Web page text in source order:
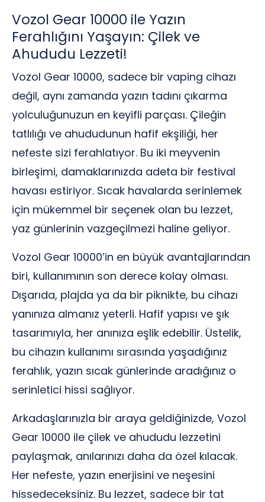
Vozol Gear 10000 ile Yazın
Ferahlığını Yaşayın: Çilek ve
Ahududu Lezzeti!
Vozol Gear 10000, sadece bir vaping cihazı
değil, aynı zamanda yazın tadını çıkarma
yolculuğunuzun en keyifli parçası. Çileğin
tatlılığı ve ahududunun hafif ekşiliği, her
nefeste sizi ferahlatıyor. Bu iki meyvenin
birleşimi, damaklarınızda adeta bir festival
havası estiriyor. Sıcak havalarda serinlemek
için mükemmel bir seçenek olan bu lezzet,
yaz günlerinin vazgeçilmezi haline geliyor.
Vozol Gear 10000’in en büyük avantajlarından
biri, kullanımının son derece kolay olması.
Dışarıda, plajda ya da bir piknikte, bu cihazı
yanınıza almanız yeterli. Hafif yapısı ve şık
tasarımıyla, her anınıza eşlik edebilir. Üstelik,
bu cihazın kullanımı sırasında yaşadığınız
ferahlık, yazın sıcak günlerinde aradığınız o
serinletici hissi sağlıyor.
Arkadaşlarınızla bir araya geldiğinizde, Vozol
Gear 10000 ile çilek ve ahududu lezzetini
paylaşmak, anılarınızı daha da özel kılacak.
Her nefeste, yazın enerjisini ve neşesini
hissedeceksiniz. Bu lezzet, sadece bir tat